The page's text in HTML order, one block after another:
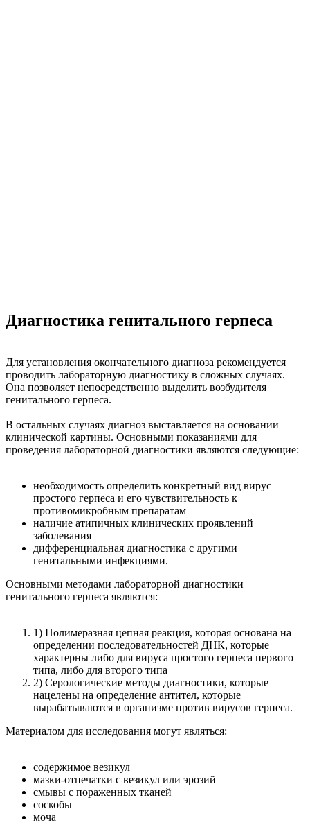
Диагностика генитального герпеса
Для установления окончательного диагноза рекомендуется
проводить лабораторную диагностику в сложных случаях.
Она позволяет непосредственно выделить возбудителя
генитального герпеса.
В остальных случаях диагноз выставляется на основании
клинической картины. Основными показаниями для
проведения лабораторной диагностики являются следующие:
необходимость определить конкретный вид вирус
простого герпеса и его чувствительность к
противомикробным препаратам
наличие атипичных клинических проявлений
заболевания
дифференциальная диагностика с другими
генитальными инфекциями.
Основными методами лабораторной диагностики
генитального герпеса являются:
1) Полимеразная цепная реакция, которая основана на
определении последовательностей ДНК, которые
характерны либо для вируса простого герпеса первого
типа, либо для второго типа
2) Серологические методы диагностики, которые
нацелены на определение антител, которые
вырабатываются в организме против вирусов герпеса.
Материалом для исследования могут являться:
содержимое везикул
мазки-отпечатки с везикул или эрозий
смывы с пораженных тканей
соскобы
моча